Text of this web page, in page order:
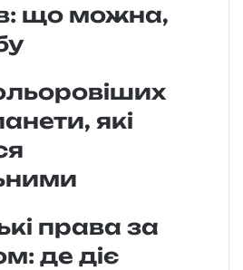
що можна,
які
права за
де діє